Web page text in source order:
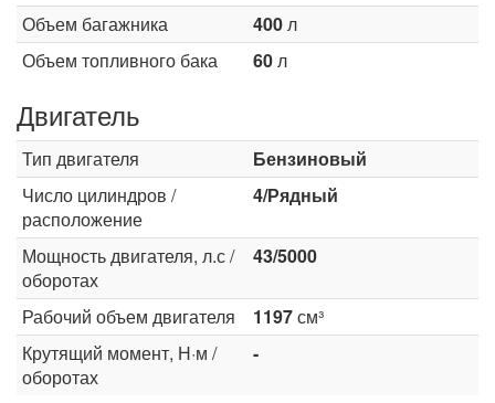
Объем багажника 400л
Объем топливного бака
60л
Двигатель
Тип двигателя
Бензиновый
Число цилиндров /
расположение
4/Рядный
Мощность двигателя, л.с /
оборотах
43/5000
Рабочий объем двигателя 1197см³
Крутящий момент, Н·м /
оборотах
-